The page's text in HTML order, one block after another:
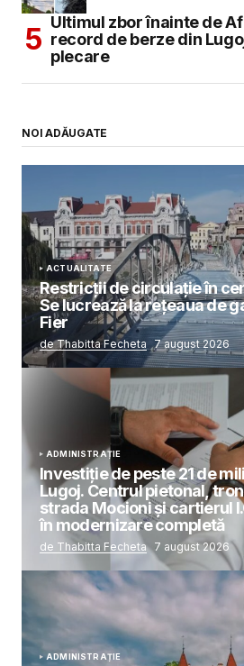
Ultimul zbor înainte de
record de berze din
plecare
NOI ADĂUGATE
ACTUALITATE
Restricții de circulație în
Se lucrează la rețeaua de
Fier
de Thabitta Fecheta 7 august 2026
ADMINISTRAȚIE
Investiție de peste 21 de
Lugoj. Centrul pietonal,
strada Mocioni și cartierul
în modernizare completă
de Thabitta Fecheta 7 august 2026
ADMINISTRAȚIE